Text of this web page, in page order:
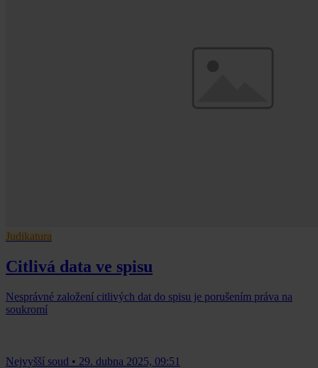
Judikatura
Citlivá data ve spisu
Nesprávné založení citlivých dat do spisu je porušením práva na
soukromí
Nejvyšší soud • 29. dubna 2025, 09:51